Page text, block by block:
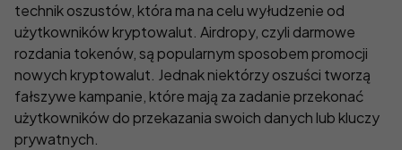
technik oszustów, która ma na celu wyłudzenie od
użytkowników kryptowalut. Airdropy, czyli darmowe
rozdania tokenów, są popularnym sposobem promocji
nowych kryptowalut. Jednak niektórzy oszuści tworzą
fałszywe kampanie, które mają za zadanie przekonać
użytkowników do przekazania swoich danych lub kluczy
prywatnych.